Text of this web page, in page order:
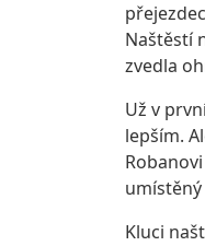
Naštěstí
zvedla
Už v
lepším.
Kluci